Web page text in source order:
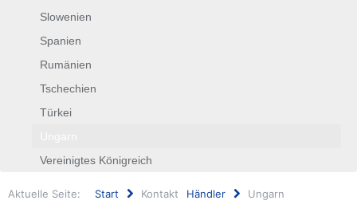
Slowenien
Spanien
Rumänien
Tschechien
Türkei
Vereinigtes Königreich
Aktuelle Seite: Start Kontakt Händler Ungarn